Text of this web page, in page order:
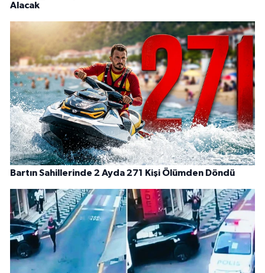
Alacak
Bartın Sahillerinde 2 Ayda 271 Kişi Ölümden Döndü